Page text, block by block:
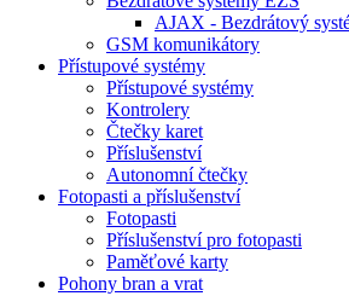
AJAX - Bezdrátový
GSM komunikátory
Přístupové systémy
Přístupové systémy
Kontrolery
Čtečky karet
Příslušenství
Autonomní čtečky
Fotopasti a příslušenství
Fotopasti
Příslušenství pro fotopasti
Paměťové karty
Pohony bran a vrat